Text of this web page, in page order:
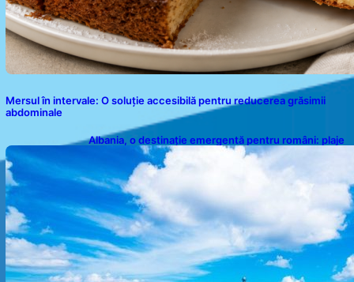
Mersul în intervale: O soluție accesibilă pentru reducerea grăsimii
abdominale
Albania, o destinație emergentă pentru români: plaje
spectaculoase, ape turcoaz și prețuri accesibile